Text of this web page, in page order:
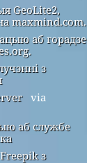
GeoLite2,
maxmind.com.
аб горадзе
з
via
аб службе
з